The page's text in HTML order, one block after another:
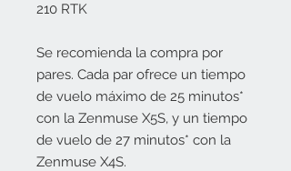
210 RTK
Se recomienda la compra por
pares. Cada par ofrece un tiempo
de vuelo máximo de 25 minutos*
con la Zenmuse X5S, y un tiempo
de vuelo de 27 minutos* con la
Zenmuse X4S.